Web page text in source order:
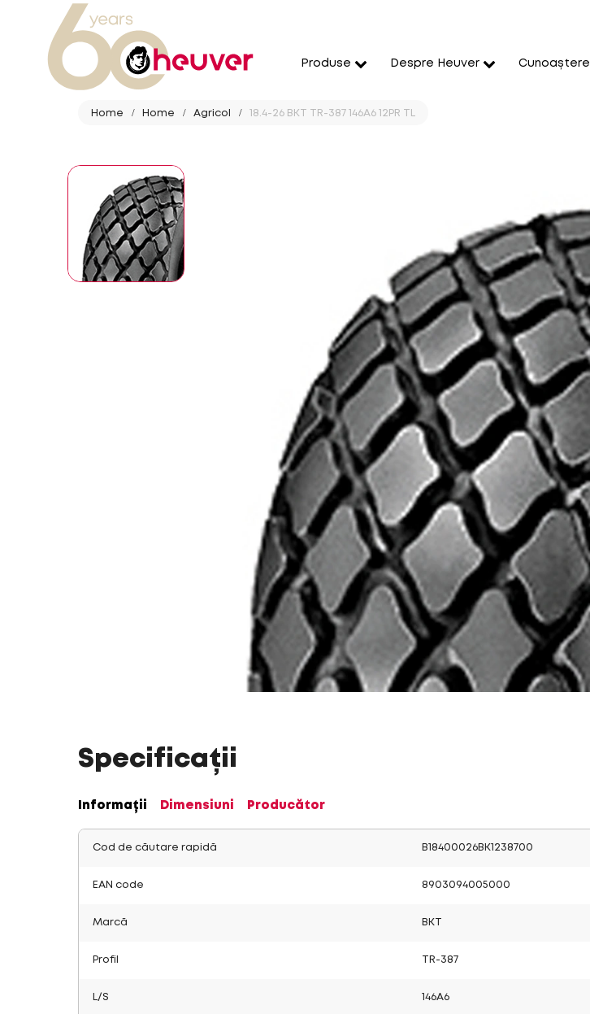
Produse Despre Heuver Cunoaștere
Home Home Agricol 18.4-26 BKT TR-387 146A6 12PR TL
Specificații
Informații Dimensiuni Producător
Cod de căutare rapidă B18400026BK1238700
EAN code 8903094005000
Marcă BKT
Profil TR-387
L/S 146A6